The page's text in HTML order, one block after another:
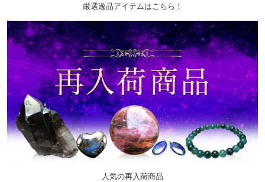
厳選逸品アイテムはこちら！
人気の再入荷商品